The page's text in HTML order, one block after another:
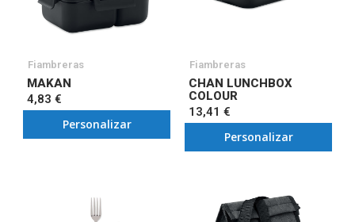
Fiambreras
MAKAN
4,83 €
Personalizar
Fiambreras
CHAN LUNCHBOX
COLOUR
13,41 €
Personalizar